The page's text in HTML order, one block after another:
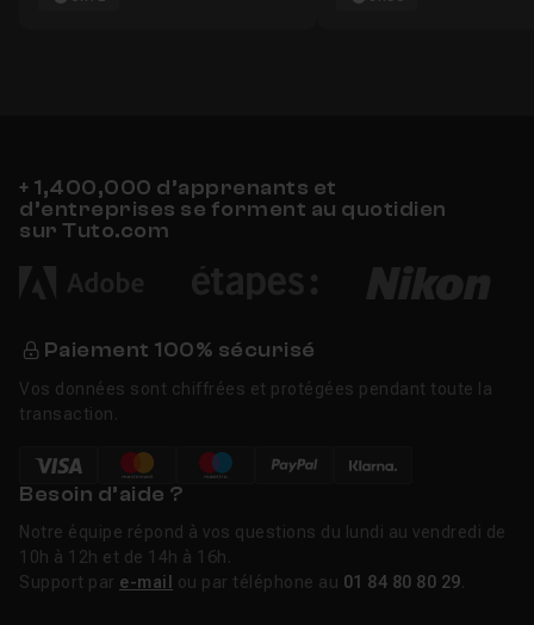
+ 1,400,000 d’apprenants et
d’entreprises se forment au quotidien
sur Tuto.com
Paiement 100% sécurisé
Vos données sont chiffrées et protégées pendant toute la
transaction.
Besoin d’aide ?
Notre équipe répond à vos questions du lundi au vendredi de
10h à 12h et de 14h à 16h.
Support par e-mail ou par téléphone au 01 84 80 80 29